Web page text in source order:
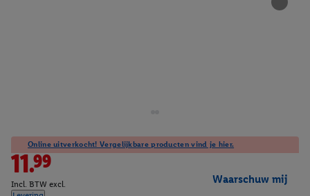
Online uitverkocht! Vergelijkbare producten vind je hier.
11.99
Incl. BTW excl.
Waarschuw mij